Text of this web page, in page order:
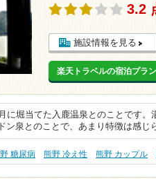
3.2
施設情報を見る
楽天トラベルの宿泊プラ
に堀当てた入鹿温泉とのことです
ン泉とのことで、あまり特徴は感
糖尿病 熊野 冷え性 熊野 カップル